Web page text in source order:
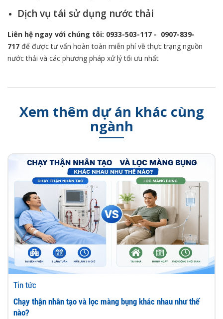
Dịch vụ tái sử dụng nước thải
Liên hệ ngay với chúng tôi: 0933-503-117 - 0907-839-
717 để được tư vấn hoàn toàn miễn phí về thực trạng nguồn
nước thải và các phương pháp xử lý tối ưu nhất
Xem thêm dự án khác cùng
ngành
Tin tức
Chạy thận nhân tạo và lọc màng bụng khác nhau như thế
nào?